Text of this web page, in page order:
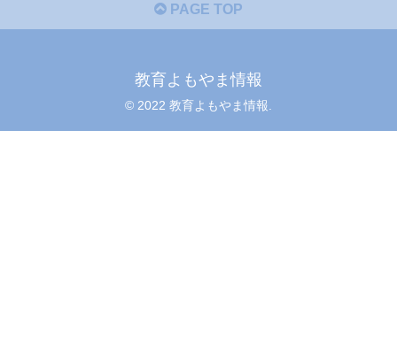
PAGE TOP
教育よもやま情報
© 2022 教育よもやま情報.